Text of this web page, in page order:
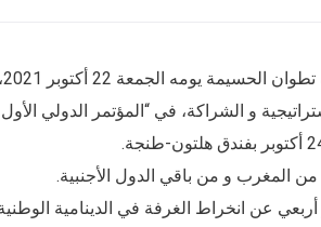
و الشراكة، في “المؤتمر الدولي
المغرب و من باقي الدول الأجنبية.
عن انخراط الغرفة في الدينامية